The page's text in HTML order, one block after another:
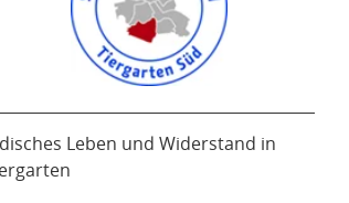
Leben und Widerstand in